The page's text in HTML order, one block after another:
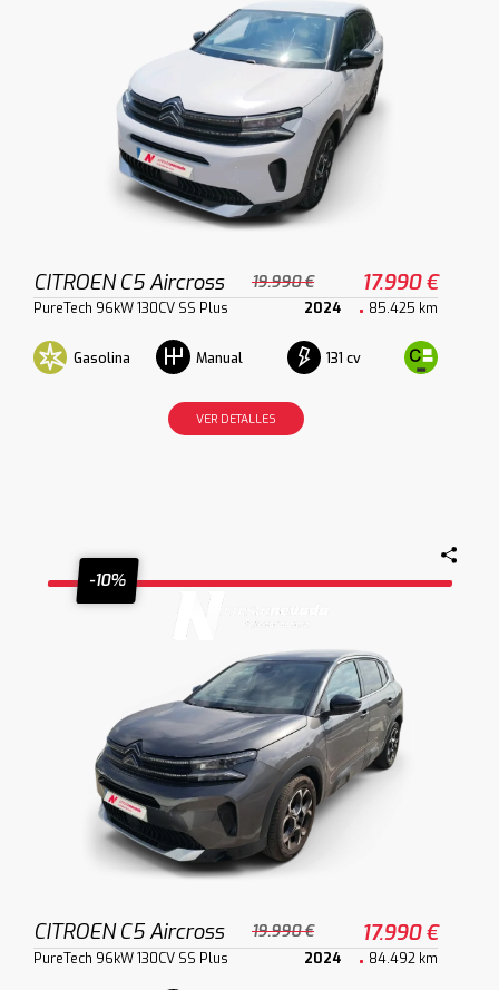
CITROEN C5 Aircross 19.990 € 17.990 €
PureTech 96kW 130CV SS Plus 2024 85.425 km
Gasolina Manual 131 cv
VER DETALLES
-10%
CITROEN C5 Aircross 19.990 € 17.990 €
PureTech 96kW 130CV SS Plus 2024 84.492 km